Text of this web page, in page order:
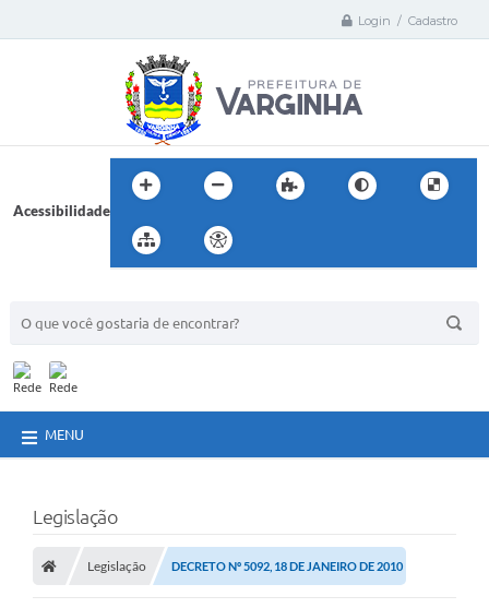
Login / Cadastro
Acessibilidade
MENU
Legislação
Legislação DECRETO Nº 5092, 18 DE JANEIRO DE 2010